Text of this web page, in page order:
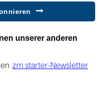
unserer anderen
zm starter-Newsletter